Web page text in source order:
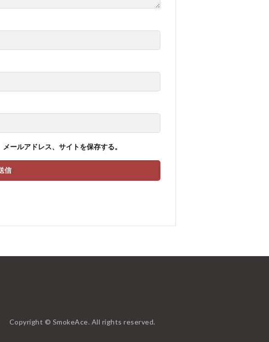
ールアドレス、サイトを保存する。
Copyright © SmokeAce. All rights reserved.